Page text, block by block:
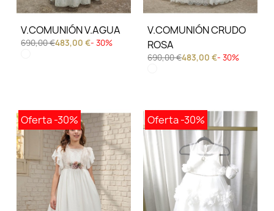
V.COMUNIÓN V.AGUA
690,00 €483,00 €- 30%
V.COMUNIÓN CRUDO
ROSA
690,00 €483,00 €- 30%
Oferta-30% Oferta-30%